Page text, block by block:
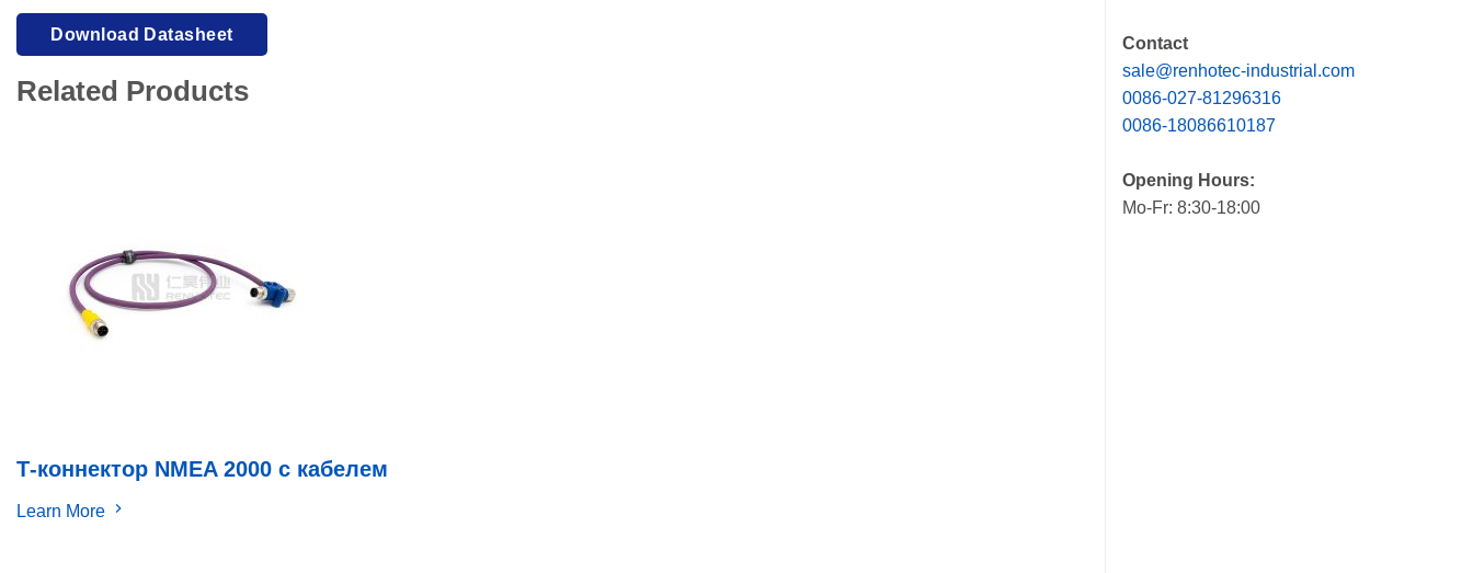
Download Datasheet
Related Products
Т-коннектор NMEA 2000 с кабелем
Learn More
Contact
sale@renhotec-industrial.com
0086-027-81296316
0086-18086610187
Opening Hours:
Mo-Fr: 8:30-18:00